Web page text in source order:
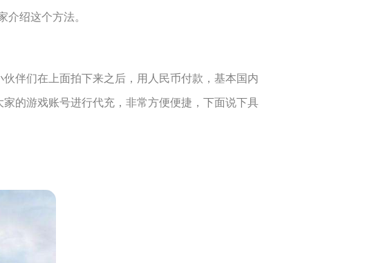
绍这个方法。
伴们在上面拍下来之后，用人民币付款，基本国内
的游戏账号进行代充，非常方便便捷，下面说下具